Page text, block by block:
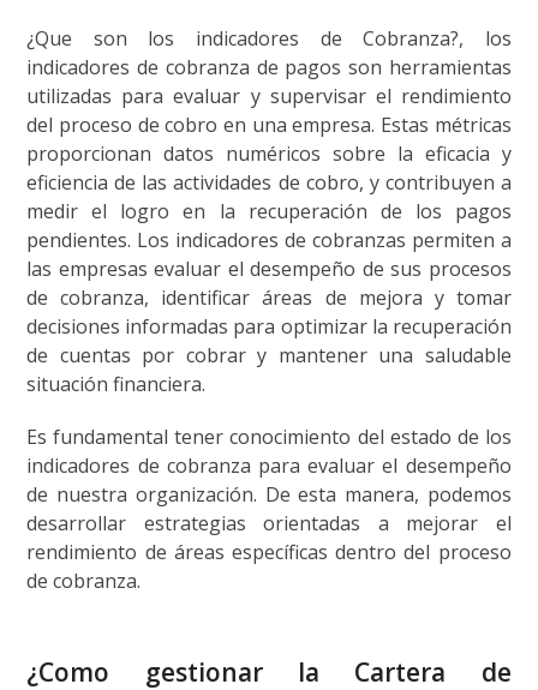
¿Que son los indicadores de Cobranza?, los
indicadores de cobranza de pagos son herramientas
utilizadas para evaluar y supervisar el rendimiento
del proceso de cobro en una empresa. Estas métricas
proporcionan datos numéricos sobre la eficacia y
eficiencia de las actividades de cobro, y contribuyen a
medir el logro en la recuperación de los pagos
pendientes. Los indicadores de cobranzas permiten a
las empresas evaluar el desempeño de sus procesos
de cobranza, identificar áreas de mejora y tomar
decisiones informadas para optimizar la recuperación
de cuentas por cobrar y mantener una saludable
situación financiera.
Es fundamental tener conocimiento del estado de los
indicadores de cobranza para evaluar el desempeño
de nuestra organización. De esta manera, podemos
desarrollar estrategias orientadas a mejorar el
rendimiento de áreas específicas dentro del proceso
de cobranza.
¿Como gestionar la Cartera de